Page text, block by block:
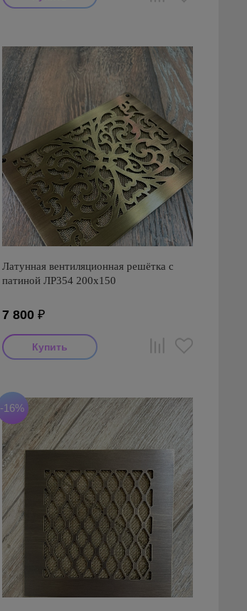
Латунная вентиляционная решётка с
патиной ЛР354 200х150
7 800₽
-16%